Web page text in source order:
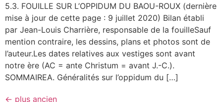
5.3. FOUILLE SUR L’OPPIDUM DU BAOU-ROUX (dernière
mise à jour de cette page : 9 juillet 2020) Bilan établi
par Jean-Louis Charrière, responsable de la fouilleSauf
mention contraire, les dessins, plans et photos sont de
l’auteur.Les dates relatives aux vestiges sont avant
notre ère (AC = ante Christum = avant J.-C.).
SOMMAIREA. Généralités sur l’oppidum du […]
← plus ancien